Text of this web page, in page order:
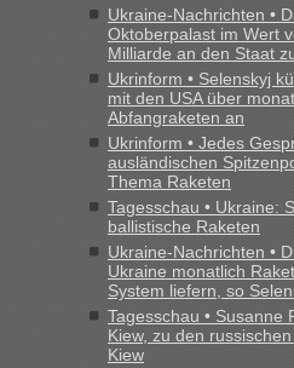
Berichte und Reisetipps •
Grenzübergang zwischen
schnellsten?
„Wir sind mit unserem
15.6. in Krakovets rüber. Sehr
Früh. Mit sehr sehr wenig
8 PKW vor der Schranke....“
Berichte und
Grenzübergang zwischen
schnellsten?
„Gestern 6 Stunden warten vor
in Krakowez mit dem Kleinbus.
schnell da auch Passagiere mit
Ukraine-Nachrichten •
Oktoberpalast im Wert
Milliarde an den Staat
Ukrinform • Selenskyj
mit den USA über
Abfangraketen an
Ukrinform • Jedes
ausländischen
Thema Raketen
Tagesschau • Ukraine:
ballistische Raketen
Ukraine-Nachrichten •
Ukraine monatlich
System liefern, so
Tagesschau • Susanne
Kiew, zu den
Kiew